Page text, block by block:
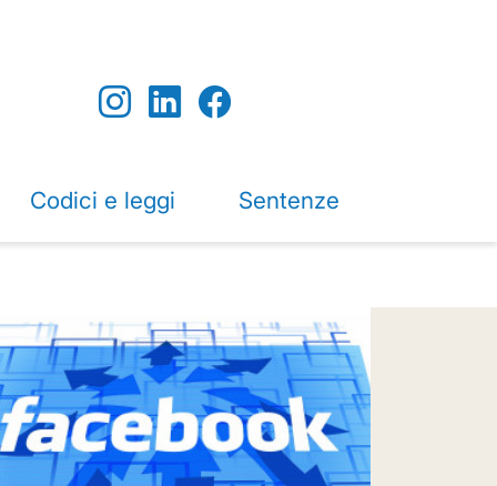
Codici e leggi Sentenze